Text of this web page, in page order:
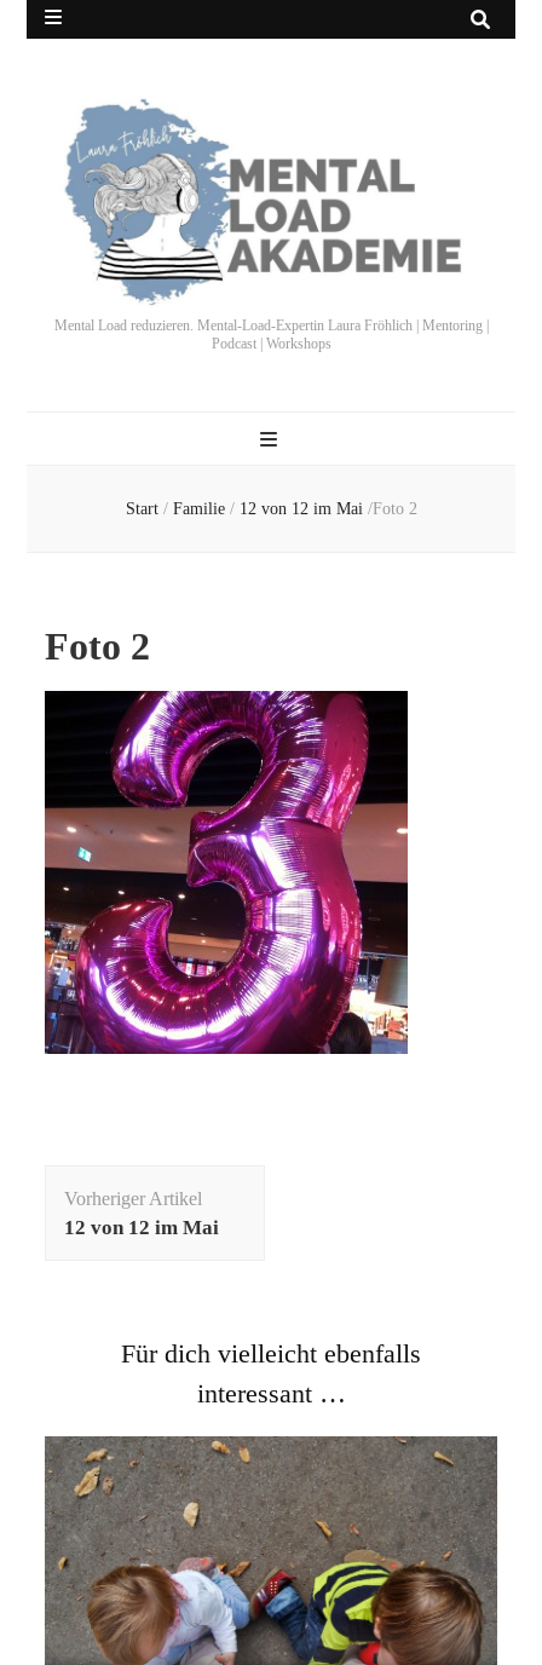
Mental Load reduzieren. Mental-Load-Expertin Laura Fröhlich | Mentoring |
Podcast | Workshops
Start / Familie / 12 von 12 im Mai /Foto 2
Foto 2
Vorheriger Artikel
12 von 12 im Mai
Für dich vielleicht ebenfalls
interessant …